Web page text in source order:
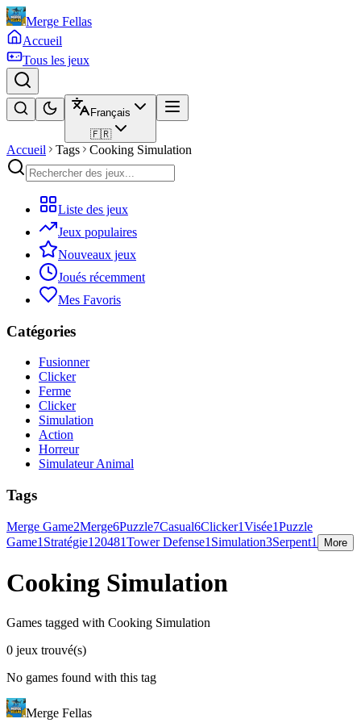
Merge Fellas
Accueil
Tous les jeux
Français
🇫🇷
Accueil Tags Cooking Simulation
Liste des jeux
Jeux populaires
Nouveaux jeux
Joués récemment
Mes Favoris
Catégories
Fusionner
Clicker
Ferme
Clicker
Simulation
Action
Horreur
Simulateur Animal
Tags
Merge Game2Merge6Puzzle7Casual6Clicker1Visée1Puzzle
Game1 Stratégie1 20481Tower Defense1 Simulation3Serpent1 More
Cooking Simulation
Games tagged with Cooking Simulation
0 jeux trouvé(s)
No games found with this tag
Merge Fellas